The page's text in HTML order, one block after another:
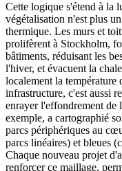
Cette logique s'étend à la
végétalisation n'est plus
thermique. Les murs et
prolifèrent à Stockholm,
bâtiments, réduisant les
l'hiver, et évacuent la
localement la température
infrastructure, c'est aussi
enrayer l'effondrement
exemple, a cartographié
parcs périphériques au
parcs linéaires) et bleues
Chaque nouveau projet
renforcer ce maillage,